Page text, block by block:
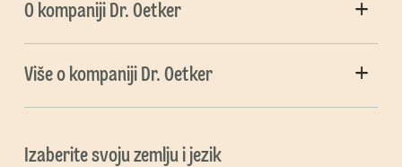
O kompaniji Dr. Oetker
Više o kompaniji Dr. Oetker
Izaberite svoju zemlju i jezik